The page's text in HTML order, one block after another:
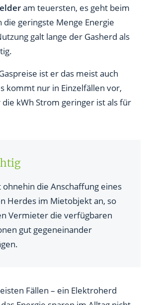
am teuersten, es geht beim
die geringste Menge Energie
galt lange der Gasherd als
ist er das meist auch
kommt nur in Einzelfällen vor,
kWh Strom geringer ist als für
ohnehin die Anschaffung eines
Herdes im Mietobjekt an, so
Vermieter die verfügbaren
gut gegeneinander
Fällen – ein Elektroherd